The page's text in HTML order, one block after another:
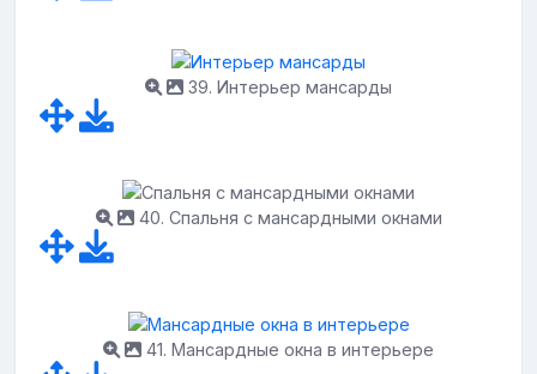
39. Интерьер мансарды
40. Спальня с мансардными окнами
41. Мансардные окна в интерьере